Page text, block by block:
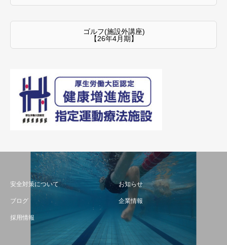
ゴルフ(施設外講座)
【26年4月期】
安全対策について お知らせ
ブログ 企業情報
採用情報